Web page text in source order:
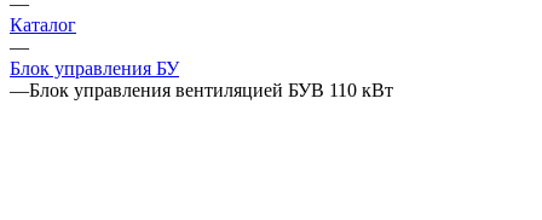
Каталог
—
Блок управления БУ
—Блок управления вентиляцией БУВ 110 кВт